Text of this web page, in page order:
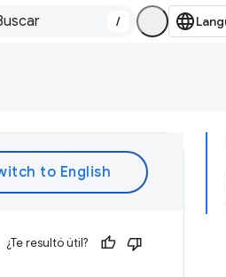
/
¿Te resultó útil?